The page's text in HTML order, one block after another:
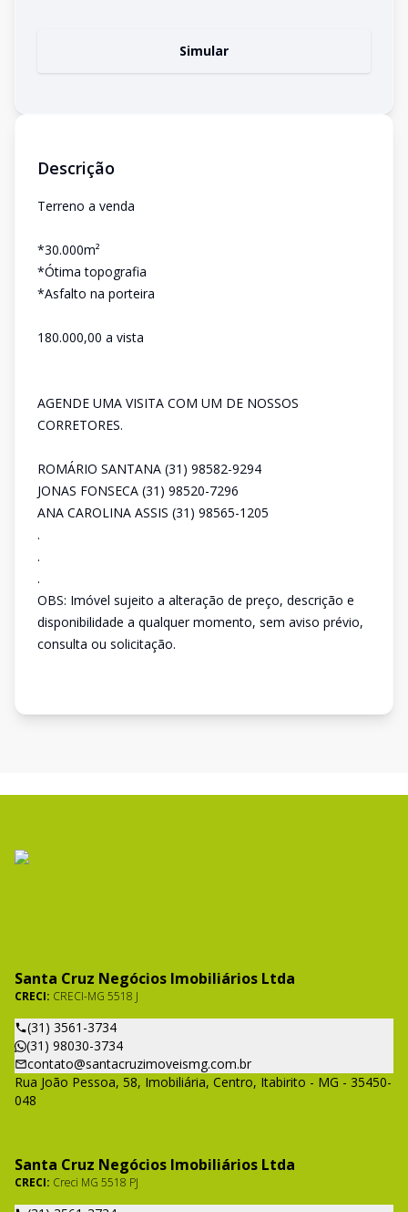
Simular
Descrição
Terreno a venda
*30.000m²
*Ótima topografia
*Asfalto na porteira
180.000,00 a vista
AGENDE UMA VISITA COM UM DE NOSSOS
CORRETORES.
ROMÁRIO SANTANA (31) 98582-9294
JONAS FONSECA (31) 98520-7296
ANA CAROLINA ASSIS (31) 98565-1205
.
.
.
OBS: Imóvel sujeito a alteração de preço, descrição e
disponibilidade a qualquer momento, sem aviso prévio,
consulta ou solicitação.
Santa Cruz Negócios Imobiliários Ltda
CRECI: CRECI-MG 5518 J
(31) 3561-3734
(31) 98030-3734
contato@santacruzimoveismg.com.br
Rua João Pessoa, 58, Imobiliária, Centro, Itabirito - MG - 35450-
048
Santa Cruz Negócios Imobiliários Ltda
CRECI: Creci MG 5518 PJ